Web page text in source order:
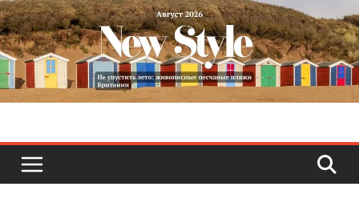
Skip
to
content